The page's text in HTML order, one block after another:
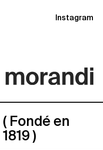
Instagram
( Fondé en
1819 )